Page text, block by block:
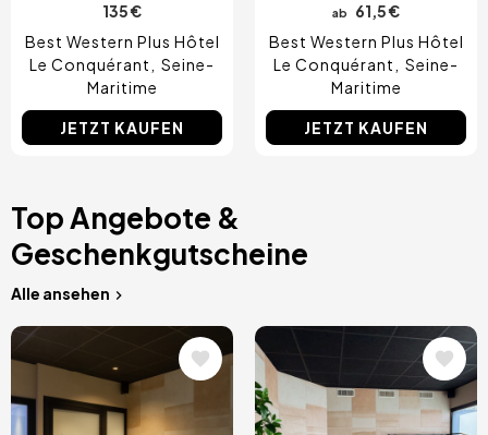
135 €
Best Western Plus Hôtel
Le Conquérant
Seine-
Maritime
JETZT KAUFEN
ab
61,5 €
Best Western Plus Hôtel
Le Conquérant
Seine-
Maritime
JETZT KAUFEN
Top Angebote &
Geschenkgutscheine
Alle ansehen
Bild Bild